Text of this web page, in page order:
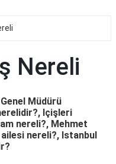
Nereli
Müdürü
Içişleri
nereli?, Mehmet
nereli?, Istanbul